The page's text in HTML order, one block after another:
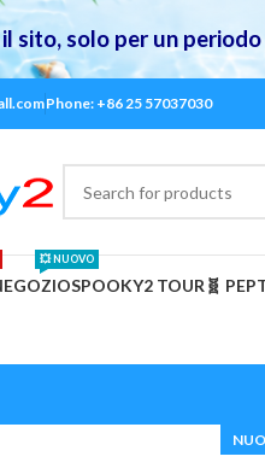
Phone: +86 25 57037030
💥 NUOVO
SPOOKY2 TOUR 🧬
sito, solo per un